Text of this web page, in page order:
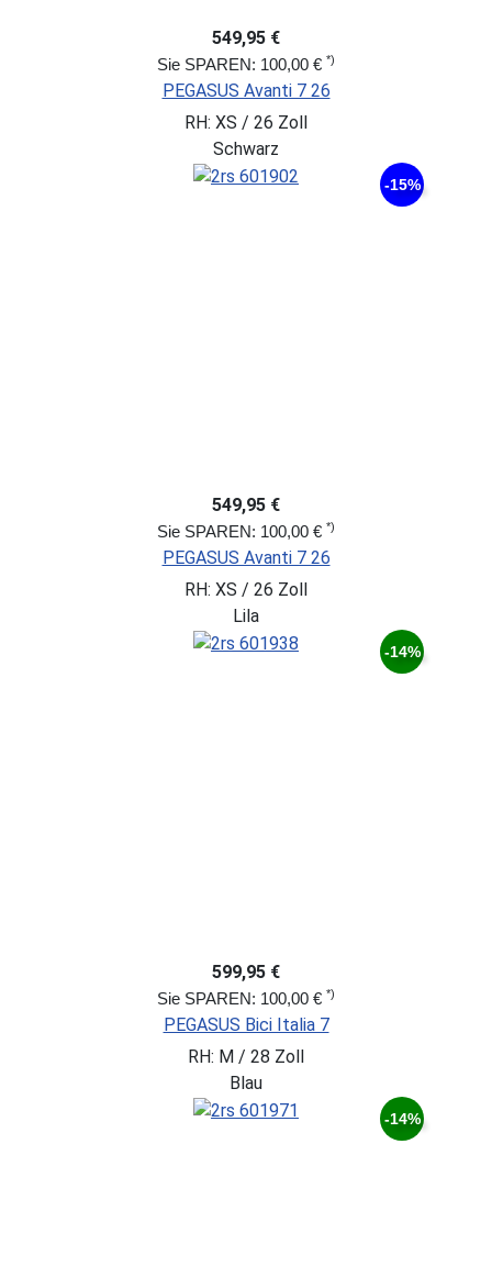
549,95 €
Sie SPAREN: 100,00 € *)
PEGASUS Avanti 7 26
RH: XS / 26 Zoll
Schwarz
-15%
549,95 €
Sie SPAREN: 100,00 € *)
PEGASUS Avanti 7 26
RH: XS / 26 Zoll
Lila
-14%
599,95 €
Sie SPAREN: 100,00 € *)
PEGASUS Bici Italia 7
RH: M / 28 Zoll
Blau
-14%